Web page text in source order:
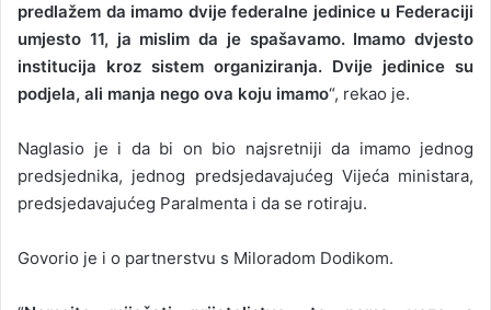
predlažem da imamo dvije federalne jedinice u Federaciji
umjesto 11, ja mislim da je spašavamo. Imamo dvjesto
institucija kroz sistem organiziranja. Dvije jedinice su
podjela, ali manja nego ova koju imamo“, rekao je.
Naglasio je i da bi on bio najsretniji da imamo jednog
predsjednika, jednog predsjedavajućeg Vijeća ministara,
predsjedavajućeg Paralmenta i da se rotiraju.
Govorio je i o partnerstvu s Miloradom Dodikom.